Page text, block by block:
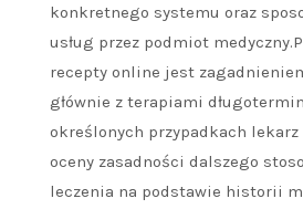
konkretnego systemu oraz
usług przez podmiot
recepty online jest
głównie z terapiami
określonych przypadkach lekarz
oceny zasadności dalszego
leczenia na podstawie historii